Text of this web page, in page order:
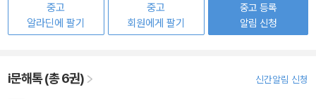
중고
알라딘에 팔기
중고
회원에게 팔기
중고 등록
알림 신청
i문해톡 (총 6권) 신간알림 신청